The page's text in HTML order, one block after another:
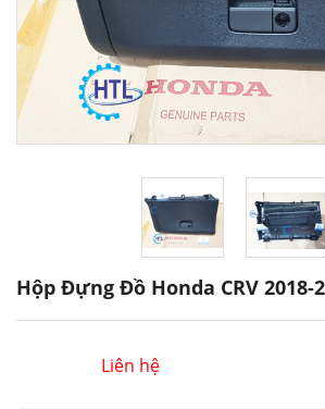
Hộp Đựng Đồ Honda CRV 2018-
Liên hệ